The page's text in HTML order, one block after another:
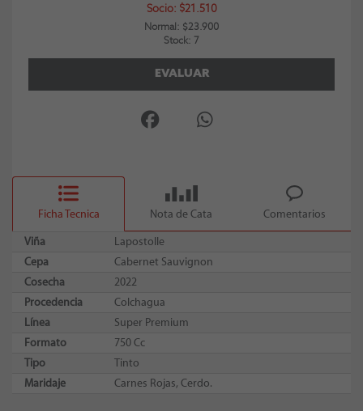
Socio: $21.510
Normal: $23.900
Stock: 7
EVALUAR
Ficha Tecnica Nota de Cata Comentarios
Viña
Lapostolle
Cepa
Cabernet Sauvignon
Cosecha
2022
Procedencia
Colchagua
Línea
Super Premium
Formato
750 Cc
Tipo
Tinto
Maridaje
Carnes Rojas, Cerdo.